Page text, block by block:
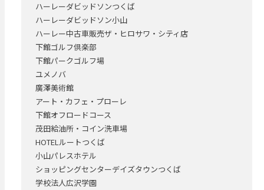
ハーレーダビッドソンつくば
ハーレーダビッドソン小山
ハーレー中古車販売ザ・ヒロサワ・シティ店
下館ゴルフ倶楽部
下館パークゴルフ場
ユメノバ
廣澤美術館
アート・カフェ・プローレ
下館オフロードコース
茂田給油所・コイン洗車場
HOTELルートつくば
小山パレスホテル
ショッピングセンターデイズタウンつくば
学校法人広沢学園